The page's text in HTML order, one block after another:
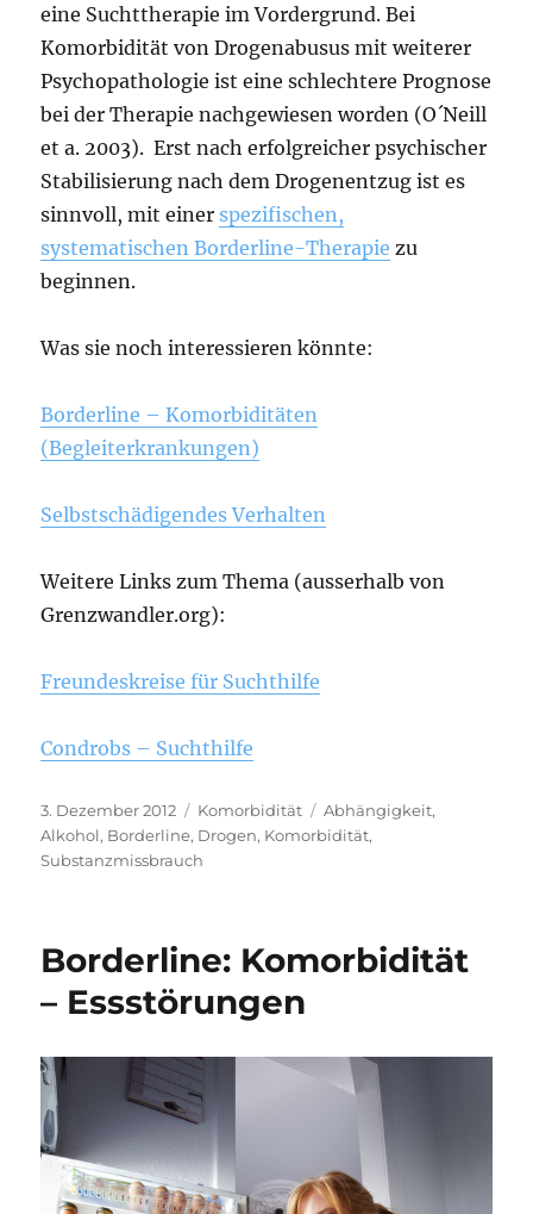
eine Suchttherapie im Vordergrund. Bei
Komorbidität von Drogenabusus mit weiterer
Psychopathologie ist eine schlechtere Prognose
bei der Therapie nachgewiesen worden (O´Neill
et a. 2003). Erst nach erfolgreicher psychischer
Stabilisierung nach dem Drogenentzug ist es
sinnvoll, mit einer spezifischen,
systematischen Borderline-Therapie zu
beginnen.
Was sie noch interessieren könnte:
Borderline – Komorbiditäten
(Begleiterkrankungen)
Selbstschädigendes Verhalten
Weitere Links zum Thema (ausserhalb von
Grenzwandler.org):
Freundeskreise für Suchthilfe
Condrobs – Suchthilfe
Veröffentlicht
am
3. Dezember 2012 Kategorien
Komorbidität Schlagwörter
Abhängigkeit,
Alkohol, Borderline, Drogen, Komorbidität,
Substanzmissbrauch
Borderline: Komorbidität
– Essstörungen